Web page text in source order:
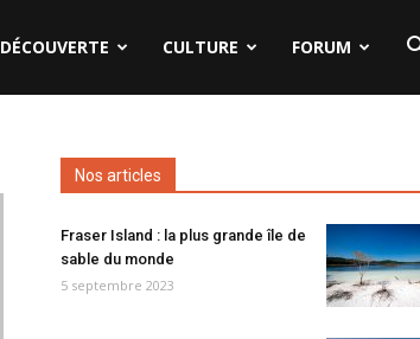
DÉCOUVERTE CULTURE FORUM
Nos articles
Fraser Island : la plus grande île de
sable du monde
5 septembre 2023